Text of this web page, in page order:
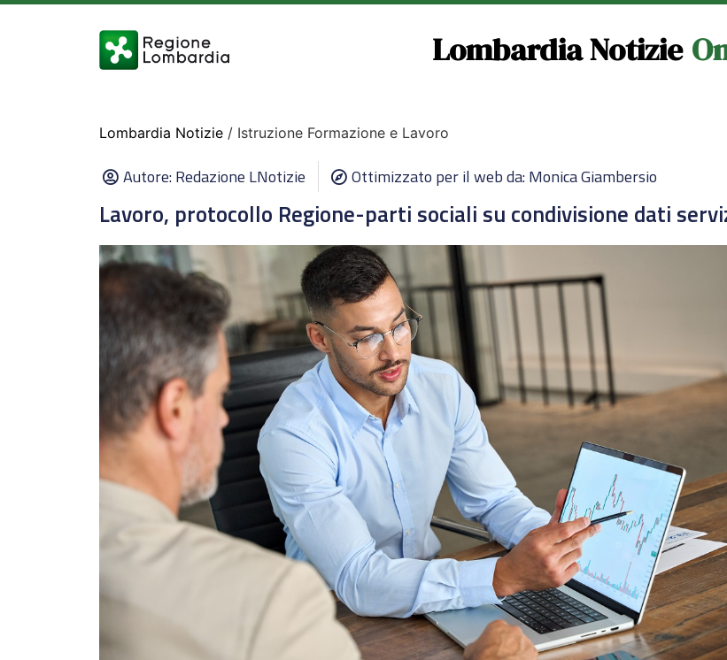
Lombardia Notizie
Lombardia Notizie / Istruzione Formazione e Lavoro
Autore:Redazione LNotizie Ottimizzato per il web da: Monica Giambersio
Lavoro, protocollo Regione-parti sociali su condivisione dati